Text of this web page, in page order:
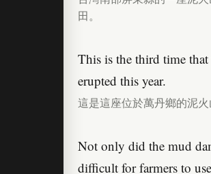
田。
This is the third time
erupted this year.
這是這座位於萬丹鄉的泥火
Not only did the mud
difficult for farmers to